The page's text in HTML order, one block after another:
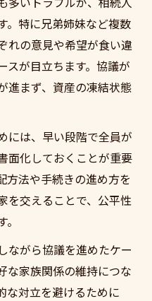
。特に兄弟姉妹など複数
れの意見や希望が食い違
スが目立ちます。協議が
進まず、資産の凍結状態
には、早い段階で全員が
面化しておくことが重要
方法や手続きの進め方を
を交えることで、公平性
ながら協議を進めたケー
な家族関係の維持につな
な対立を避けるために